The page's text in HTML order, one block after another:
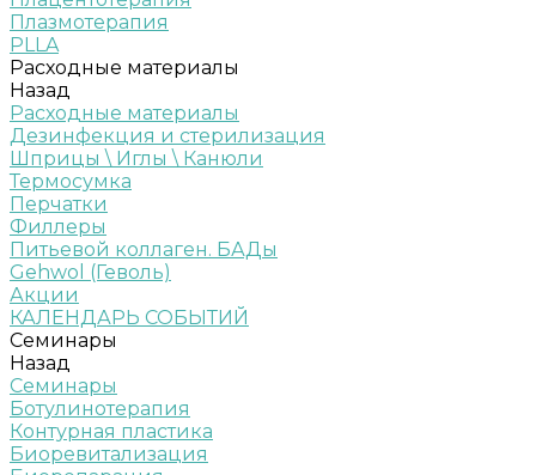
Плазмотерапия
PLLA
Расходные материалы
Назад
Расходные материалы
Дезинфекция и стерилизация
Шприцы \ Иглы \ Канюли
Термосумка
Перчатки
Филлеры
Питьевой коллаген. БАДы
Gehwol (Геволь)
Акции
КАЛЕНДАРЬ СОБЫТИЙ
Семинары
Назад
Семинары
Ботулинотерапия
Контурная пластика
Биоревитализация